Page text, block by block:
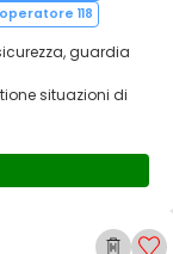
operatore 118
guardia
situazioni di